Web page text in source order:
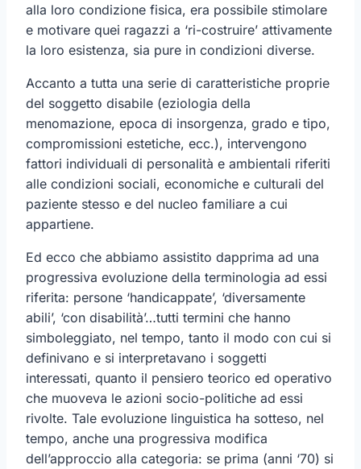
alla loro condizione fisica, era possibile stimolare
e motivare quei ragazzi a ‘ri-costruire’ attivamente
la loro esistenza, sia pure in condizioni diverse.
Accanto a tutta una serie di caratteristiche proprie
del soggetto disabile (eziologia della
menomazione, epoca di insorgenza, grado e tipo,
compromissioni estetiche, ecc.), intervengono
fattori individuali di personalità e ambientali riferiti
alle condizioni sociali, economiche e culturali del
paziente stesso e del nucleo familiare a cui
appartiene.
Ed ecco che abbiamo assistito dapprima ad una
progressiva evoluzione della terminologia ad essi
riferita: persone ‘handicappate’, ‘diversamente
abili’, ‘con disabilità’…tutti termini che hanno
simboleggiato, nel tempo, tanto il modo con cui si
definivano e si interpretavano i soggetti
interessati, quanto il pensiero teorico ed operativo
che muoveva le azioni socio-politiche ad essi
rivolte. Tale evoluzione linguistica ha sotteso, nel
tempo, anche una progressiva modifica
dell’approccio alla categoria: se prima (anni ‘70) si